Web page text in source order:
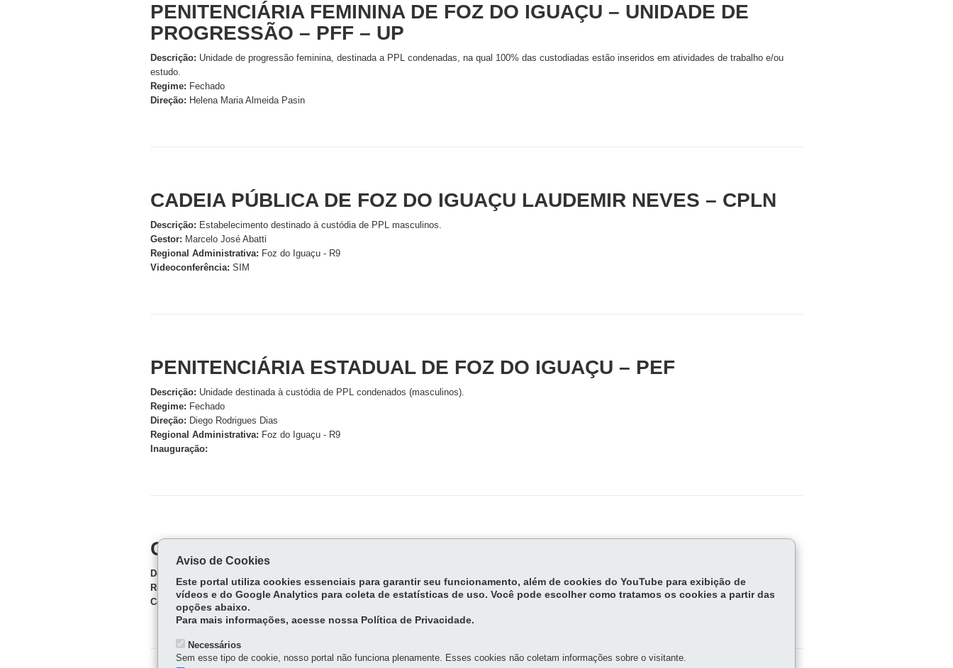
PENITENCIÁRIA FEMININA DE FOZ DO IGUAÇU – UNIDADE DE
PROGRESSÃO – PFF – UP
Descrição: Unidade de progressão feminina, destinada a PPL condenadas, na qual 100% das custodiadas estão inseridos em atividades de trabalho e/ou
estudo.
Regime: Fechado
Direção: Helena Maria Almeida Pasin
CADEIA PÚBLICA DE FOZ DO IGUAÇU LAUDEMIR NEVES – CPLN
Descrição: Estabelecimento destinado à custódia de PPL masculinos.
Gestor: Marcelo José Abatti
Regional Administrativa: Foz do Iguaçu - R9
Videoconferência: SIM
PENITENCIÁRIA ESTADUAL DE FOZ DO IGUAÇU – PEF
Descrição: Unidade destinada à custódia de PPL condenados (masculinos).
Regime: Fechado
Direção: Diego Rodrigues Dias
Regional Administrativa: Foz do Iguaçu - R9
Inauguração:
COMPLEXO SOCIAL DE FOZ DO IGUAÇU
Descrição:
Regime:Semiaberto Harmonizado / Aberto / PSC
Coordenação:
Allan Raphael Ravedutti
Aviso de Cookies
Este portal utiliza cookies essenciais para garantir seu funcionamento, além de cookies do YouTube para exibição de
vídeos e do Google Analytics para coleta de estatísticas de uso. Você pode escolher como tratamos os cookies a partir das
opções abaixo.
Para mais informações, acesse nossa Política de Privacidade.
Necessários
Sem esse tipo de cookie, nosso portal não funciona plenamente. Esses cookies não coletam informações sobre o visitante.